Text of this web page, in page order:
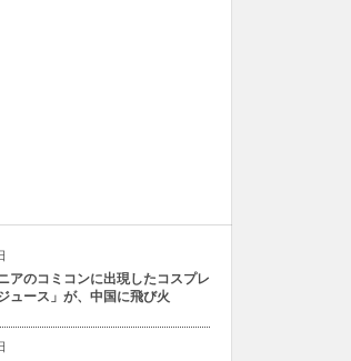
アのコミコンに出現したコスプレ
ュース」が、中国に飛び火